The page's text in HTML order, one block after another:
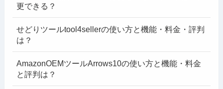
更できる？
せどりツールtool4sellerの使い方と機能・料金・評判
は？
AmazonOEMツールArrows10の使い方と機能・料金
と評判は？